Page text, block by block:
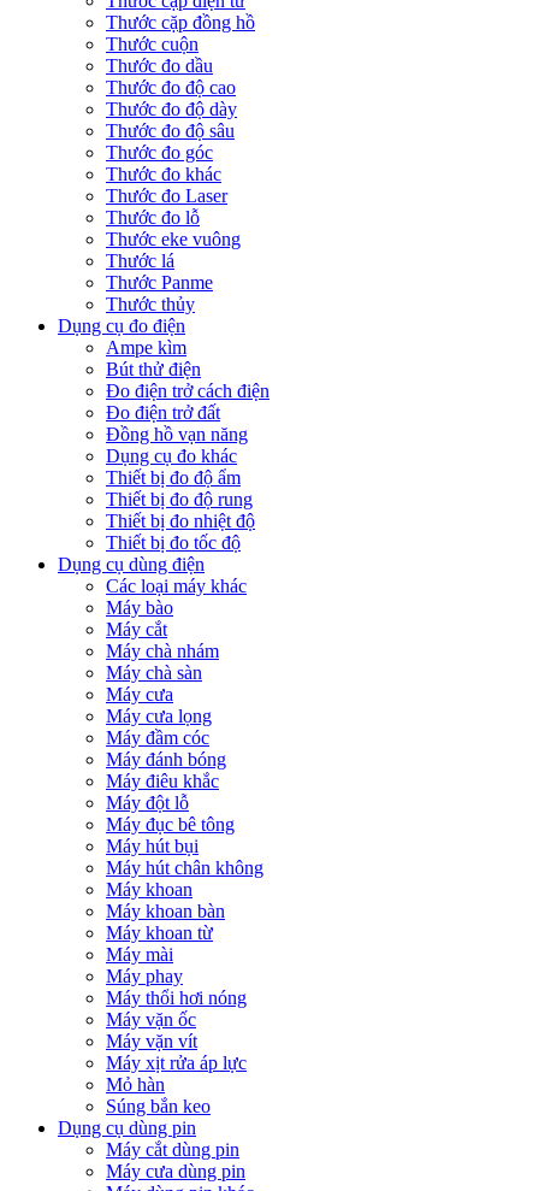
Thước cặp đồng hồ
Thước cuộn
Thước đo dầu
Thước đo độ cao
Thước đo độ dày
Thước đo độ sâu
Thước đo góc
Thước đo khác
Thước đo Laser
Thước đo lỗ
Thước eke vuông
Thước lá
Thước Panme
Thước thủy
Dụng cụ đo điện
Ampe kìm
Bút thử điện
Đo điện trở cách điện
Đo điện trở đất
Đồng hồ vạn năng
Dụng cụ đo khác
Thiết bị đo độ ẩm
Thiết bị đo độ rung
Thiết bị đo nhiệt độ
Thiết bị đo tốc độ
Dụng cụ dùng điện
Các loại máy khác
Máy bào
Máy cắt
Máy chà nhám
Máy chà sàn
Máy cưa
Máy cưa lọng
Máy đầm cóc
Máy đánh bóng
Máy điêu khắc
Máy đột lỗ
Máy đục bê tông
Máy hút bụi
Máy hút chân không
Máy khoan
Máy khoan bàn
Máy khoan từ
Máy mài
Máy phay
Máy thổi hơi nóng
Máy vặn ốc
Máy vặn vít
Máy xịt rửa áp lực
Mỏ hàn
Súng bắn keo
Dụng cụ dùng pin
Máy cắt dùng pin
Máy cưa dùng pin